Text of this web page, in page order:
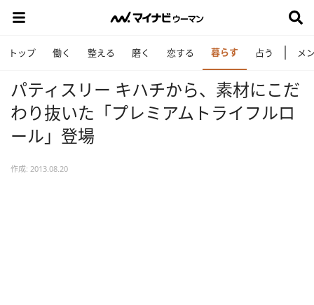
トップ 働く 整える 磨く 恋する 暮らす 占う メ
パティスリー キハチから、素材にこだ
わり抜いた「プレミアムトライフルロ
ール」登場
作成: 2013.08.20